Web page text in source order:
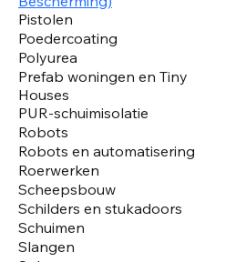
Pistolen
Poedercoating
Polyurea
Prefab woningen en Tiny
Houses
PUR-schuimisolatie
Robots
Robots en automatisering
Roerwerken
Scheepsbouw
Schilders en stukadoors
Schuimen
Slangen